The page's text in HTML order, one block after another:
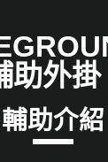
助外掛
輔助介紹